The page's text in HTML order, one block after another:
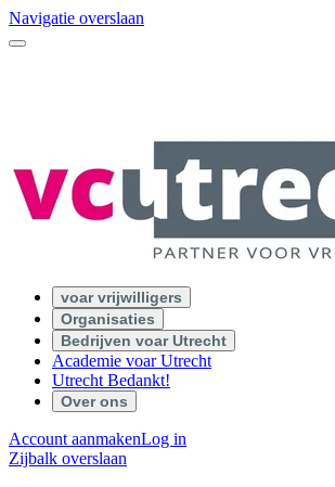
Navigatie overslaan
voar vrijwilligers
Organisaties
Bedrijven voar Utrecht
Academie voar Utrecht
Utrecht Bedankt!
Over ons
Account aanmakenLog in
Zijbalk overslaan